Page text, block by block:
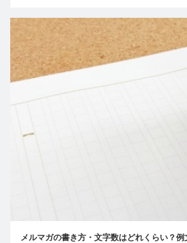
メルマガの書き方・文字数はどれくらい？